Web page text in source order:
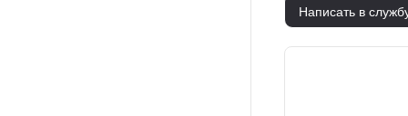
Написать в